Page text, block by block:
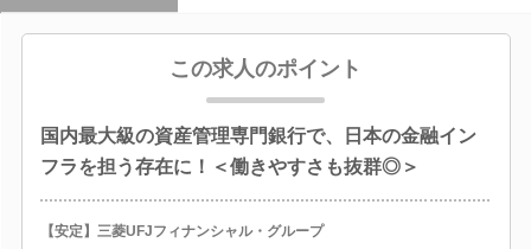
この求人のポイント
国内最大級の資産管理専門銀行で、日本の金融イン
フラを担う存在に！＜働きやすさも抜群◎＞
【安定】三菱UFJフィナンシャル・グループ